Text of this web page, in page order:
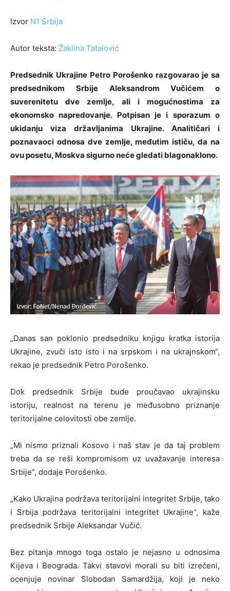
Izvor N1 Srbija
Autor teksta: Žaklina Tatalović
Predsednik Ukrajine Petro Porošenko razgovarao je sa
predsednikom Srbije Aleksandrom Vučićem o
suverenitetu dve zemlje, ali i mogućnostima za
ekonomsko napredovanje. Potpisan je i sporazum o
ukidanju viza državljanima Ukrajine. Analitičari i
poznavaoci odnosa dve zemlje, međutim ističu, da na
ovu posetu, Moskva sigurno neće gledati blagonaklono.
„Danas san poklonio predsedniku knjigu kratka istorija
Ukrajine, zvuči isto isto i na srpskom i na ukrajnskom“,
rekao je predsednik Petro Porošenko.
Dok predsednik Srbije bude proučavao ukrajinsku
istoriju, realnost na terenu je međusobno priznanje
teritorijalne celovitosti obe zemlje.
„Mi nismo priznali Kosovo i naš stav je da taj problem
treba da se reši kompromisom uz uvažavanje interesa
Srbije“, dodaje Porošenko.
„Kako Ukrajina podržava teritorijalni integritet Srbije, tako
i Srbija podržava teritorijalni integritet Ukrajine“, kaže
predsednik Srbije Aleksandar Vučić.
Bez pitanja mnogo toga ostalo je nejasno u odnosima
Kijeva i Beograda. Takvi stavovi morali su biti izrečeni,
ocenjuje novinar Slobodan Samardžija, koji je neko